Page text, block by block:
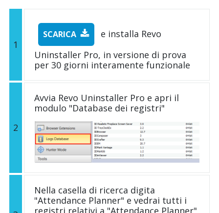
1
SCARICA
e installa Revo
Uninstaller Pro, in versione di prova
per 30 giorni interamente funzionale
2
Avvia Revo Uninstaller Pro e apri il
modulo "Database dei registri"
Nella casella di ricerca digita
"Attendance Planner" e vedrai tutti i
registri relativi a "Attendance Planner"